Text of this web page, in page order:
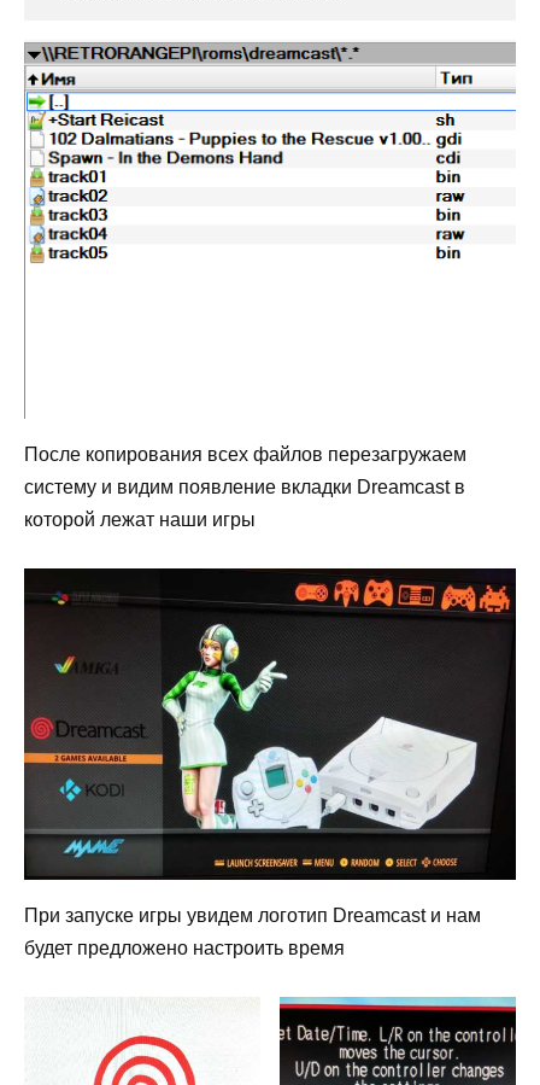
После копирования всех файлов перезагружаем
систему и видим появление вкладки Dreamcast в
которой лежат наши игры
При запуске игры увидем логотип Dreamcast и нам
будет предложено настроить время